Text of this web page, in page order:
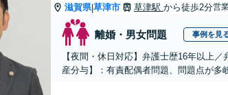
滋賀県|草津市 草津駅 から徒歩2分営
離婚・男女問題 事例を見
【夜間・休日対応】弁護士歴16年以上
産分与】：有責配偶者問題、問題点が多